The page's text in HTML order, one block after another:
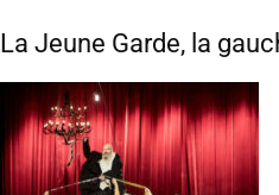
La Jeune Garde, la